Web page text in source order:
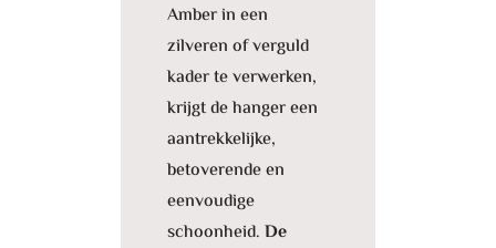
Amber in een
zilveren of verguld
kader te verwerken,
krijgt de hanger een
aantrekkelijke,
betoverende en
eenvoudige
schoonheid. De